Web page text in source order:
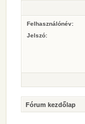
Felhasználónév:
Jelszó:
Fórum kezdőlap